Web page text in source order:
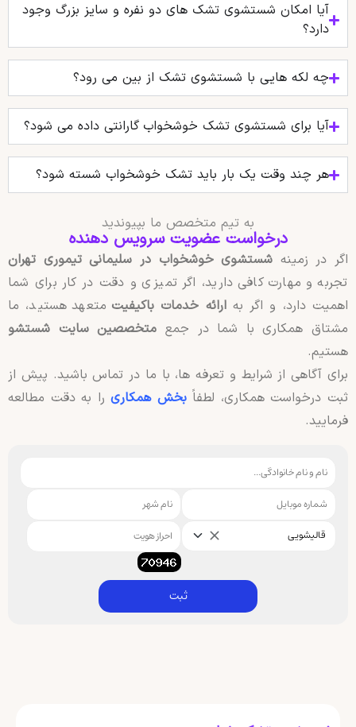
آیا امکان شستشوی تشک‌ های دو نفره و سایز بزرگ وجود
دارد؟
چه لکه هایی با شستشوی تشک از بین می رود؟
آیا برای شستشوی تشک خوشخواب گارانتی داده می‌ شود؟
هر چند وقت یک بار باید تشک خوشخواب شسته شود؟
به تیم متخصص ما بپیوندید
درخواست عضویت سرویس دهنده
اگر در زمینه شستشوی خوشخواب در سلیمانی تیموری تهران
تجربه و مهارت کافی دارید، اگر تمیزی و دقت در کار برای شما
اهمیت دارد، و اگر به ارائه خدمات باکیفیتمتعهد هستید، ما
مشتاق همکاری با شما در جمع متخصصین سایت شستشو
هستیم.
برای آگاهی از شرایط و تعرفه ها، با ما در تماس باشید. پیش از
ثبت درخواست همکاری، لطفاً بخش همکاریرا به دقت مطالعه
فرمایید.
قالیشویی
ثبت